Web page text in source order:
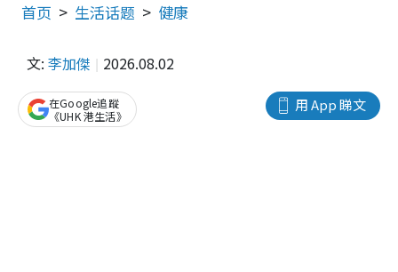
首页 生活话题 健康
文: 李加傑 2026.08.02
用 App 睇文
在Google追蹤
《UHK 港生活》